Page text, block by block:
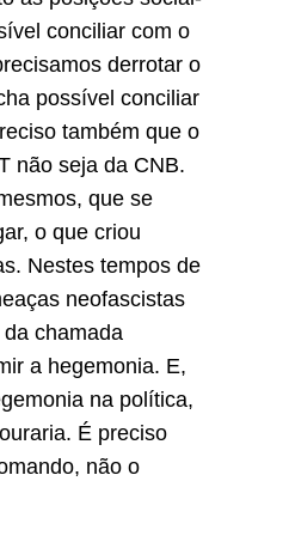
conciliar com o
derrotar o
possível conciliar
também que o
não seja da CNB.
que se
o que criou
Nestes tempos de
neofascistas
chamada
a hegemonia. E,
na política,
É preciso
não o